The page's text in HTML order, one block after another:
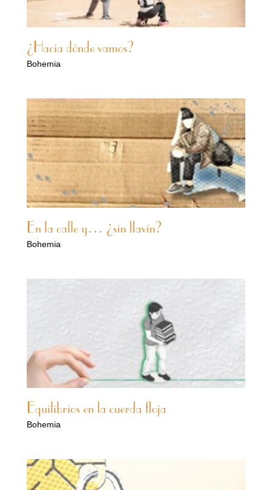
¿Hacia dónde vamos?
Bohemia
En la calle y… ¿sin llavín?
Bohemia
Equilibrios en la cuerda floja
Bohemia